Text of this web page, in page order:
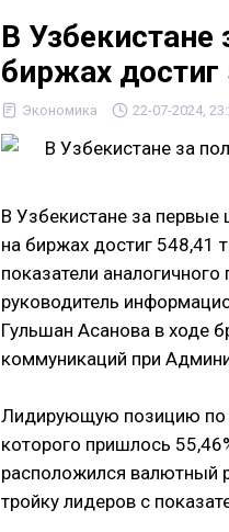
В Узбекистане
биржах
Экономика 22-07-2024,
В Узбекистане за
на биржах достиг 548,41
показатели
руководитель
Гульшан Асанова в ходе
коммуникаций при
Лидирующую позицию по
которого пришлось
расположился валютный
тройку лидеров с